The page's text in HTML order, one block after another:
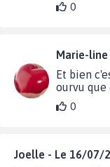
0
Marie-line
Et bien
ourvu que
0
Joelle - Le 16/07/